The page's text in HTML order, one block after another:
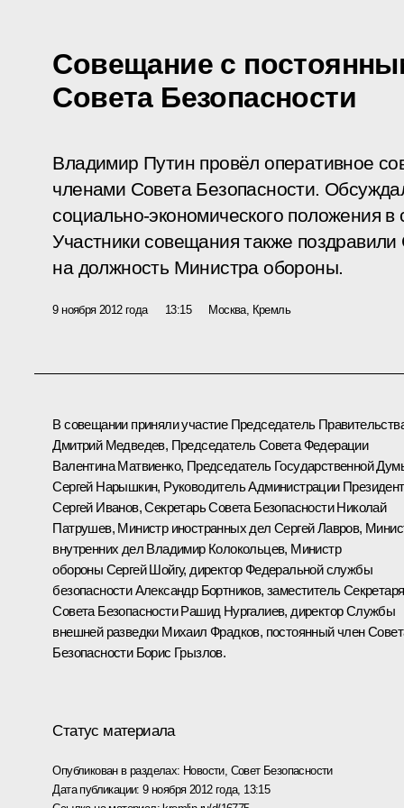
Совещание с
Совета Безопасности
Владимир Путин провёл оперативное
членами Совета Безопасности.
социально-экономического положения
Участники совещания также
на должность Министра обороны.
9 ноября 2012 года 13:15 Москва, Кремль
В совещании приняли участие Председатель
Дмитрий Медведев, Председатель Совета Федерации
Валентина Матвиенко, Председатель Государственной
Сергей Нарышкин, Руководитель Администрации
Сергей Иванов, Секретарь Совета БезопасностиНиколай
Патрушев, Министр иностранных дел Сергей Лавров,
внутренних дел Владимир Колокольцев, Министр
обороны Сергей Шойгу, директор Федеральной службы
безопасностиАлександр Бортников, заместитель Секретаря
Совета БезопасностиРашид Нургалиев, директор Службы
внешней разведки Михаил Фрадков, постоянный член
Безопасности Борис Грызлов.
Статус материала
Опубликован в разделах: Новости, Совет Безопасности
Дата публикации:9 ноября 2012 года, 13:15